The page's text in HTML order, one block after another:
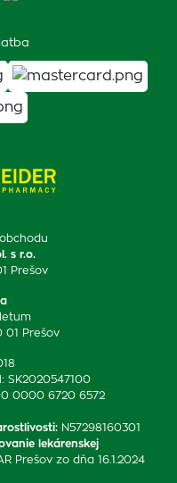
s r.o.
Prešov
01 Prešov
SK2020547100
0000 6720 6572
: N57298160301
lekárenskej
Prešov zo dňa 16.1.2024